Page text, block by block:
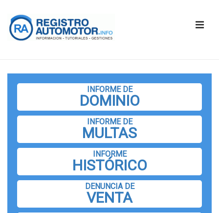
Saltar
principal
INFORME DE
DOMINIO
INFORME DE
MULTAS
INFORME
HISTÓRICO
DENUNCIA DE
VENTA